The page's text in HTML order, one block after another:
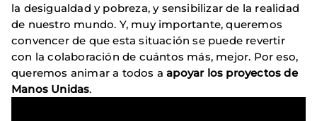
la desigualdad y pobreza, y sensibilizar de la realidad
de nuestro mundo. Y, muy importante, queremos
convencer de que esta situación se puede revertir
con la colaboración de cuántos más, mejor. Por eso,
queremos animar a todos aapoyar los proyectos de
Manos Unidas.